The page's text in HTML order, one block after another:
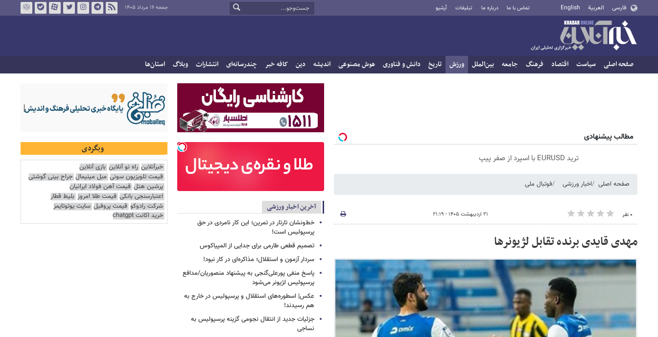
فارسی العربية English تماس با ما درباره ما تبلیغات آرشیو جمعه ۱۶ مرداد ۱۴۰۵
صفحه اصلی سیاست اقتصاد فرهنگ جامعه بین‌الملل ورزش تاریخ دانش و فناوری هوش مصنوعی اندیشه دین کافه خبر چندرسانه‌ای انتشارات وبلاگ استان‌ها
مطالب پیشنهادی
ترید EURUSD با اسپرد از صفر پیپ
صفحه اصلی اخبار ورزشی فوتبال ملی
۰ نفر ۲۱ اردیبهشت ۱۴۰۵ - ۲۱:۱۹
مهدی قایدی برنده تقابل لژیونرها
آخرین اخبار ورزشی
خط‌ونشان تارتار در تمرین؛ این کار نامردی در حق
پرسپولیس است!
تصمیم قطعی طارمی برای جدایی از المپیاکوس
سردار آزمون و استقلال؛ مذاکره‌ای در کار نبود!
پاسخ منفی پورعلی‌گنجی به پیشنهاد منصوریان/مدافع
پرسپولیس لژیونر می‌شود
عکس| اسطوره‌های استقلال و پرسپولیس در خارج به
هم رسیدند!
جزئیات جدید از انتقال نجومی گزینه پرسپولیس به
نساجی
وبگردی
خبرآنلاین راه نو آنلاین بازی آنلاین
قیمت تلویزیون سونی مبل مینیمال جراح بینی گوشتی
پرشین هتل قیمت آهن فولاد ایرانیان
اعتبارسنجی بانکی قیمت طلا امروز بلیط قطار
شرکت رادوکو قیمت پروفیل سایت یوتوتایمز
خرید اکانت chatgpt